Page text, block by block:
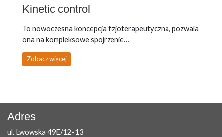
Kinetic control
To nowoczesna koncepcja fizjoterapeutyczna, pozwala
ona na kompleksowe spojrzenie…
Zobacz więcej
Adres
ul. Lwowska 49E/12-13